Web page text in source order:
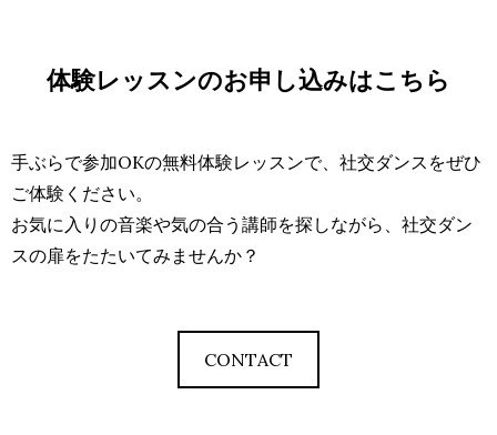
体験レッスンのお申し込みはこちら
手ぶらで参加OKの無料体験レッスンで、社交ダンスをぜひ
ご体験ください。
お気に入りの音楽や気の合う講師を探しながら、社交ダン
スの扉をたたいてみませんか？
CONTACT